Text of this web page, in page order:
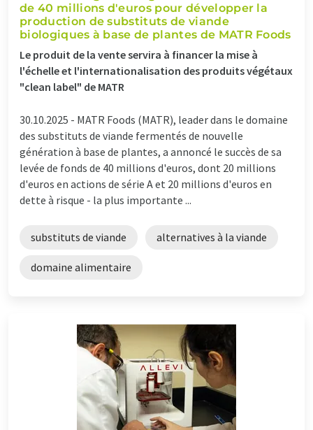
de 40 millions d'euros pour développer la
production de substituts de viande
biologiques à base de plantes de MATR Foods
Le produit de la vente servira à financer la mise à
l'échelle et l'internationalisation des produits végétaux
"clean label" de MATR
30.10.2025 - MATR Foods (MATR), leader dans le domaine
des substituts de viande fermentés de nouvelle
génération à base de plantes, a annoncé le succès de sa
levée de fonds de 40 millions d'euros, dont 20 millions
d'euros en actions de série A et 20 millions d'euros en
dette à risque - la plus importante ...
substituts de viande alternatives à la viande
domaine alimentaire